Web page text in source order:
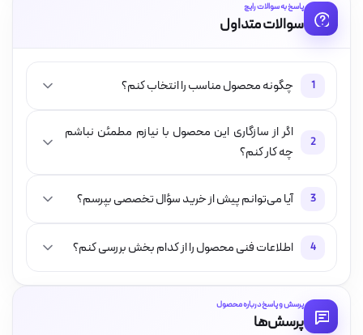
پاسخ به سوالات رایج
سوالات متداول
1 چگونه محصول مناسب را انتخاب کنم؟
2
اگر از سازگاری این محصول با نیازم مطمئن نباشم
چه کار کنم؟
3 آیا می‌توانم پیش از خرید سؤال تخصصی بپرسم؟
4 اطلاعات فنی محصول را از کدام بخش بررسی کنم؟
پرسش و پاسخ درباره محصول
پرسش‌ها